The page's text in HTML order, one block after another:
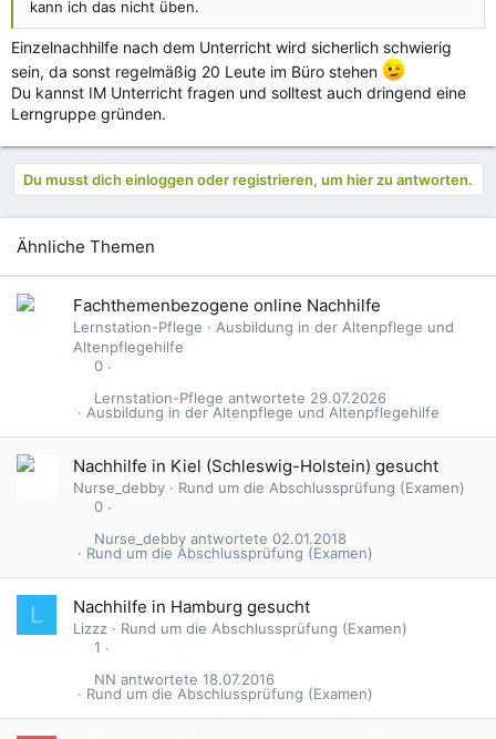
kann ich das nicht üben.
Einzelnachhilfe nach dem Unterricht wird sicherlich schwierig
sein, da sonst regelmäßig 20 Leute im Büro stehen
Du kannst IM Unterricht fragen und solltest auch dringend eine
Lerngruppe gründen.
Du musst dich einloggen oder registrieren, um hier zu antworten.
Ähnliche Themen
Fachthemenbezogene online Nachhilfe
Lernstation-Pflege
Ausbildung in der Altenpflege und
Altenpflegehilfe
0
Ausbildung in der Altenpflege und Altenpflegehilfe
29.07.2026
Lernstation-Pflege
Nachhilfe in Kiel (Schleswig-Holstein) gesucht
Nurse_debby
Rund um die Abschlussprüfung (Examen)
0
Rund um die Abschlussprüfung (Examen)
02.01.2018
Nurse_debby
L Nachhilfe in Hamburg gesucht
Lizzz
Rund um die Abschlussprüfung (Examen)
1
Rund um die Abschlussprüfung (Examen)
18.07.2016
NN